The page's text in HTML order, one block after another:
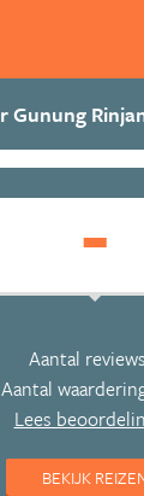
-
Aantal
Aantal
Lees
BEKIJK